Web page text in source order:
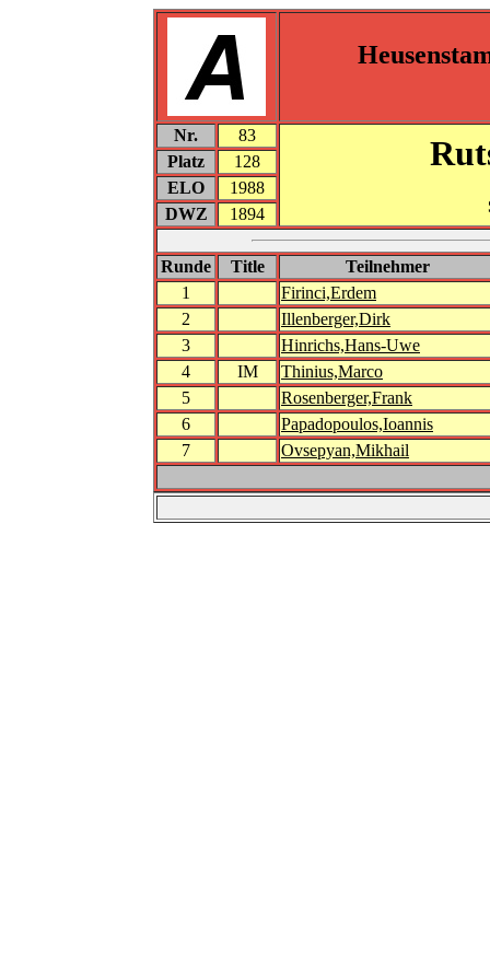
Nr. 83
Platz
128
ELO
1988
DWZ
1894
Runde Title
Teilnehmer
1
Firinci,Erdem
2
Illenberger,Dirk
3
Hinrichs,Hans-Uwe
4
IM
Thinius,Marco
5
Rosenberger,Frank
6
Papadopoulos,Ioannis
7
Ovsepyan,Mikhail